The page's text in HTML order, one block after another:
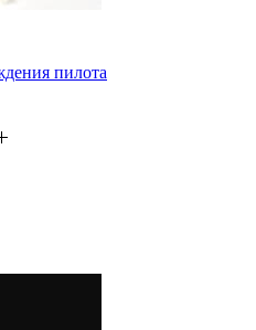
пилота